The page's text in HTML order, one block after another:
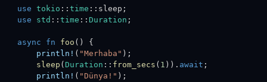
use tokio :: time :: sleep ;
use
std :: time :: Duration ;
async fn foo ( )
{
println! ( "Merhaba" ) ;
sleep ( Duration :: from_secs ( 1 ) ) . await ;
println! ( "Dünya!" ) ;